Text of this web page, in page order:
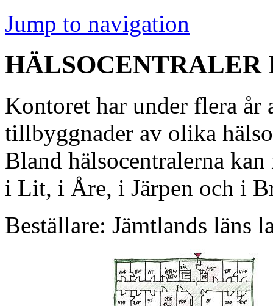
Jump to navigation
Kontoret har under flera år
tillbyggnader av olika
Bland hälsocentralerna
i Lit, i Åre, i Järpen och i
Beställare: Jämtlands läns